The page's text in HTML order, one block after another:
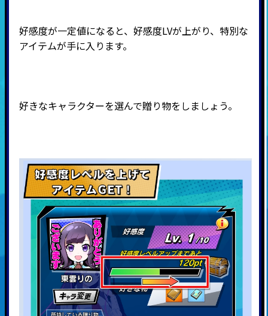
好感度が一定値になると、好感度LVが上がり、特別な
アイテムが手に入ります。
好きなキャラクターを選んで贈り物をしましょう。